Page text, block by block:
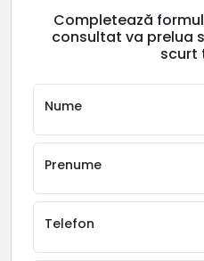
Completează
consultat va prelua
scurt
Nume
Prenume
Telefon